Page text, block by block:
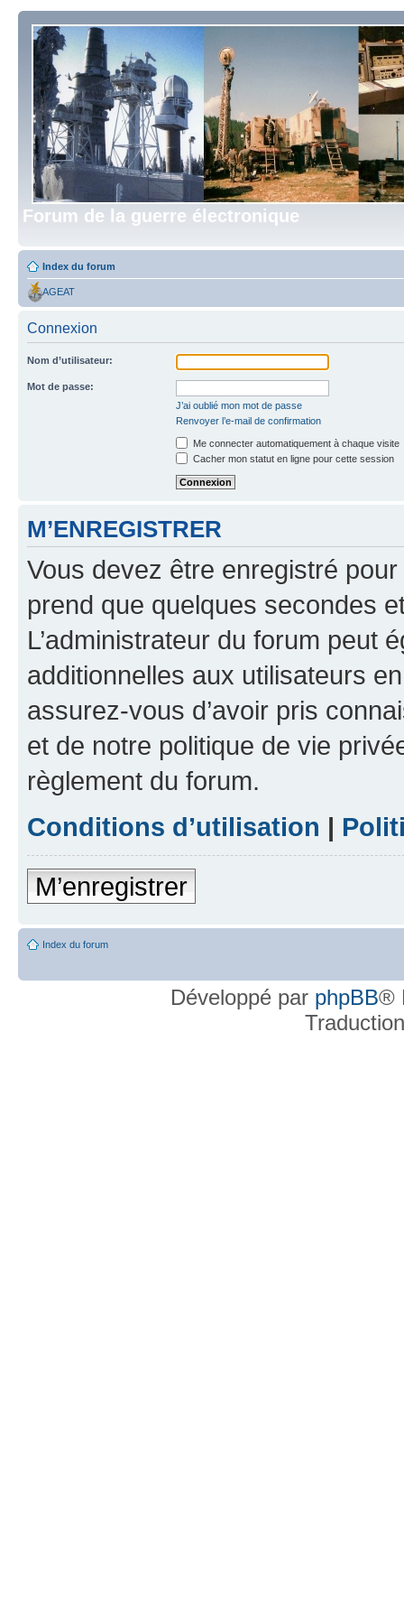
Forum de la guerre électronique
Index du forum
AGEAT
Connexion
Nom d’utilisateur:
Mot de passe:
J’ai oublié mon mot de passe
Renvoyer l’e-mail de confirmation
Me connecter automatiquement à chaque visite
Cacher mon statut en ligne pour cette session
M’ENREGISTRER
Vous devez être enregistré
prend que quelques secondes
L’administrateur du forum peut
additionnelles aux utilisateurs
assurez-vous d’avoir pris
et de notre politique de vie
règlement du forum.
Conditions d’utilisation |
M’enregistrer
Index du forum
Développé par phpBB®